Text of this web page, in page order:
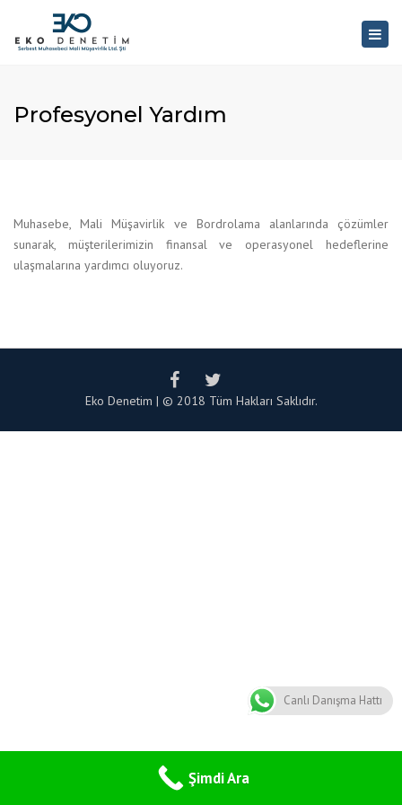
Profesyonel Yardım
Muhasebe, Mali Müşavirlik ve Bordrolama alanlarında çözümler
sunarak, müşterilerimizin finansal ve operasyonel hedeflerine
ulaşmalarına yardımcı oluyoruz.
Eko Denetim | © 2018 Tüm Hakları Saklıdır.
Canlı Danışma Hattı
Şimdi Ara